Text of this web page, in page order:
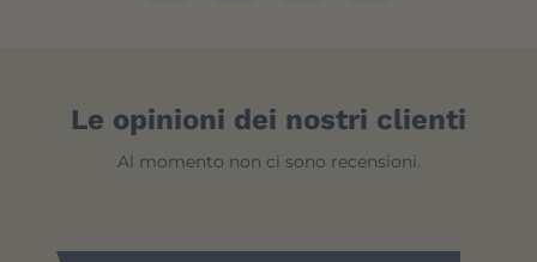
Le opinioni dei nostri clienti
Al momento non ci sono recensioni.